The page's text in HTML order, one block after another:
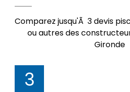
Comparez jusqu'Ã 3 devis
ou autres des
Gironde
3